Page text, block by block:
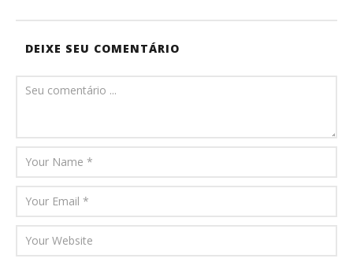
DEIXE SEU COMENTÁRIO